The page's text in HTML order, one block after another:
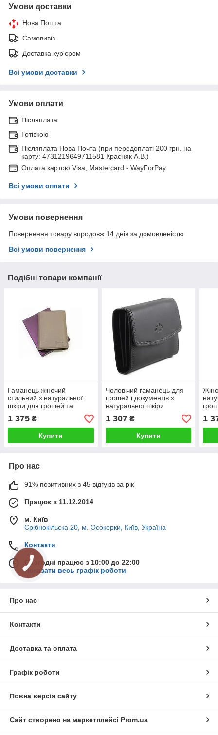
Умови доставки
Нова Пошта
Самовивіз
Доставка кур'єром
Всі умови доставки
Умови оплати
Післяплата
Готівкою
Післяплата Нова Почта (при передоплаті 200 грн. на
карту: 4731219649711581 Красняк А.В.)
Оплата картою Visa, Mastercard - WayForPay
Всі умови оплати
Умови повернення
Повернення товару впродовж 14 днів за домовленістю
Всі умови повернення
Подібні товари компанії
Гаманець жіночий
стильний з натуральної
шкіри для грошей та
кредиток зручний якісний
Katana
1 375 ₴
Купити
Чоловічий гаманець для
грошей і документів з
натуральної шкіри
1 307₴
Купити
1
Про нас
91% позитивних з 45 відгуків за рік
Працює з 11.12.2014
м. Київ
Срібнокільска 20, м. Осокорки, Київ, Україна
Контакти
Сьогодні працює з 10:00 до 22:00
Показати весь графік роботи
Про нас
Контакти
Доставка та оплата
Графік роботи
Повна версія сайту
Сайт створено на маркетплейсі Prom.ua